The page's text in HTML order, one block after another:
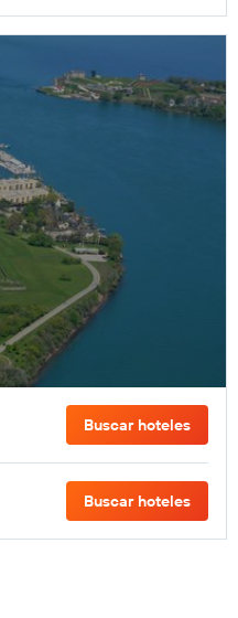
Buscar hoteles
Buscar hoteles